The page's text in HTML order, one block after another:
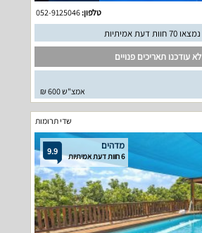
טלפון:052-9125046
נמצאו 70 חוות דעת אמיתיות
לא עודכנו תאריכים פנויים
אמצ"ש 600 ₪
שדי תרומות
9.9 מדהים
6 חוות דעת אמיתיות